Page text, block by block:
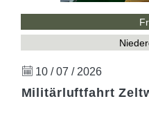
10 / 07 / 2026
Militärluftfahrt